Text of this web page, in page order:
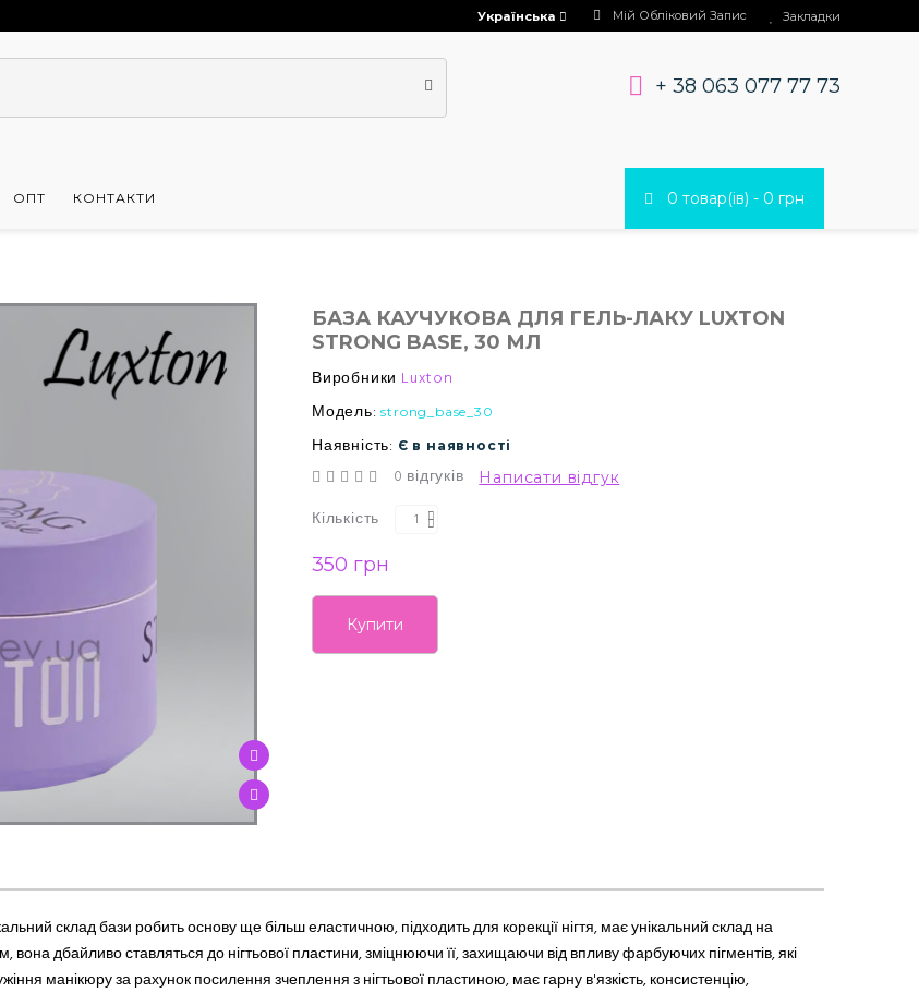
Закладки
Мій Обліковий Запис
Українська
+ 38 063 077 77 73
ОПТ КОНТАКТИ 0 товар(ів) - 0 грн
БАЗА КАУЧУКОВА ДЛЯ ГЕЛЬ-ЛАКУ LUXTON
STRONG BASE, 30 МЛ
Виробники Luxton
Модель: strong_base_30
Наявність: Є в наявності
0 відгуків Написати відгук
Кількість
350 грн
Купити
склад бази робить основу ще більш еластичною, підходить для корекції нігтя, має унікальний склад на
дбайливо ставляться до нігтьової пластини, зміцнюючи її, захищаючи від впливу фарбуючих пігментів, які
манікюрузарахунок посилення зчеплення з нігтьової пластиною, має гарну в'язкість, консистенцію,